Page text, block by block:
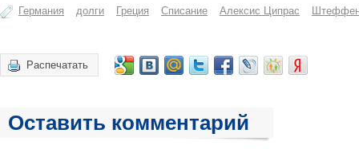
Германия долги Греция Списание Алексис Ципрас
Распечатать
Оставить комментарий